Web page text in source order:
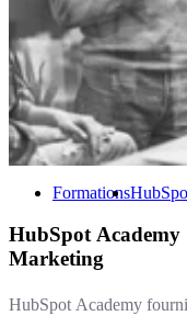
Formations
HubSpot Academy
Marketing
HubSpot Academy